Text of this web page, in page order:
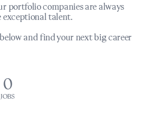
portfolio companies are always
exceptional talent.
and find your next big career
0
JOBS